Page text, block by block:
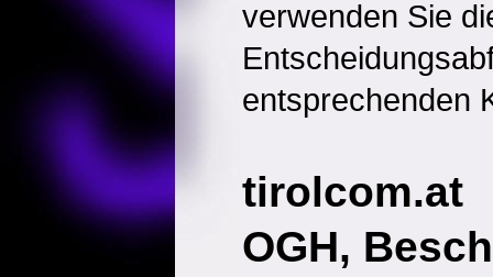
verwenden Sie
entsprechenden
tirolcom.at
OGH,